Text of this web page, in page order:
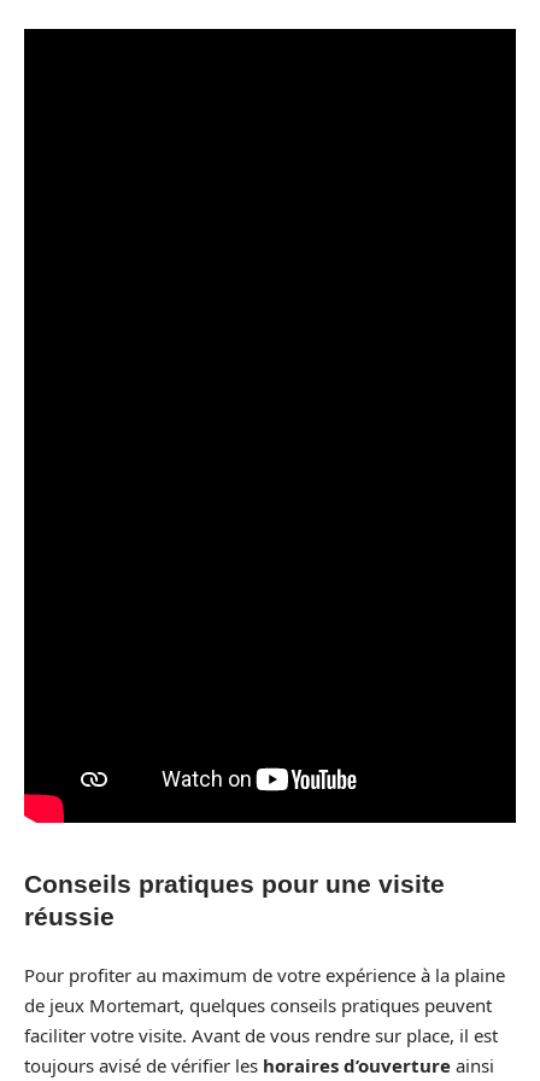
Conseils pratiques pour une visite
réussie
Pour profiter au maximum de votre expérience à la plaine
de jeux Mortemart, quelques conseils pratiques peuvent
faciliter votre visite. Avant de vous rendre sur place, il est
toujours avisé de vérifier les horaires d’ouverture ainsi